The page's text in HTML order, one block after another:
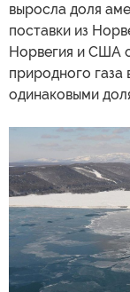
выросла доля
поставки из
Норвегия и США
природного
одинаковыми